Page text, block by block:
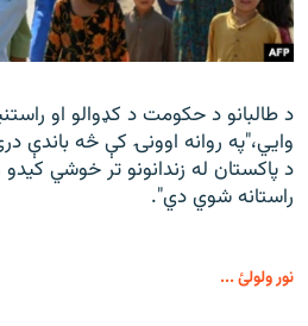
د طالبانو د حکومت د کډوالو او
وايي،"په روانه اوونۍ کې څه باندې
د پاکستان له زندانونو تر خوشي
راستانه شوي دي".
نور ولولئ ...